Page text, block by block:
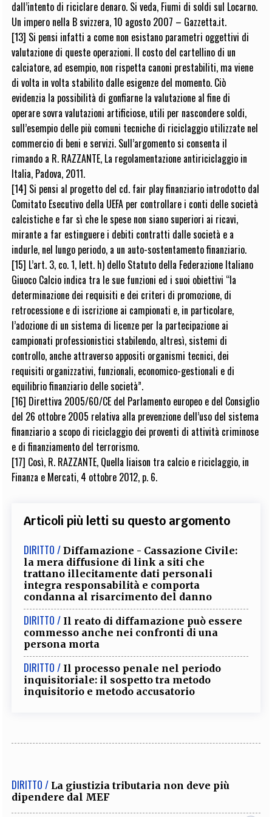
dall’intento di riciclare denaro. Si veda, Fiumi di soldi sul Locarno.
Un impero nella B svizzera, 10 agosto 2007 – Gazzetta.it.
[13] Si pensi infatti a come non esistano parametri oggettivi di
valutazione di queste operazioni. Il costo del cartellino di un
calciatore, ad esempio, non rispetta canoni prestabiliti, ma viene
di volta in volta stabilito dalle esigenze del momento. Ciò
evidenzia la possibilità di gonfiarne la valutazione al fine di
operare sovra valutazioni artificiose, utili per nascondere soldi,
sull’esempio delle più comuni tecniche di riciclaggio utilizzate nel
commercio di beni e servizi. Sull’argomento si consenta il
rimando a R. RAZZANTE, La regolamentazione antiriciclaggio in
Italia, Padova, 2011.
[14] Si pensi al progetto del cd. fair play finanziario introdotto dal
Comitato Esecutivo della UEFA per controllare i conti delle società
calcistiche e far sì che le spese non siano superiori ai ricavi,
mirante a far estinguere i debiti contratti dalle società e a
indurle, nel lungo periodo, a un auto-sostentamento finanziario.
[15] L’art. 3, co. 1, lett. h) dello Statuto della Federazione Italiano
Giuoco Calcio indica tra le sue funzioni ed i suoi obiettivi “la
determinazione dei requisiti e dei criteri di promozione, di
retrocessione e di iscrizione ai campionati e, in particolare,
l’adozione di un sistema di licenze per la partecipazione ai
campionati professionistici stabilendo, altresì, sistemi di
controllo, anche attraverso appositi organismi tecnici, dei
requisiti organizzativi, funzionali, economico-gestionali e di
equilibrio finanziario delle società”.
[16] Direttiva 2005/60/CE del Parlamento europeo e del Consiglio
del 26 ottobre 2005 relativa alla prevenzione dell’uso del sistema
finanziario a scopo di riciclaggio dei proventi di attività criminose
e di finanziamento del terrorismo.
[17] Così, R. RAZZANTE, Quella liaison tra calcio e riciclaggio, in
Finanza e Mercati, 4 ottobre 2012, p. 6.
Articoli più letti su questo argomento
DIRITTO / Diffamazione - Cassazione Civile:
la mera diffusione di link a siti che
trattano illecitamente dati personali
integra responsabilità e comporta
condanna al risarcimento del danno
DIRITTO / Il reato di diffamazione può essere
commesso anche nei confronti di una
persona morta
DIRITTO / Il processo penale nel periodo
inquisitoriale: il sospetto tra metodo
inquisitorio e metodo accusatorio
DIRITTO / La giustizia tributaria non deve più
dipendere dal MEF